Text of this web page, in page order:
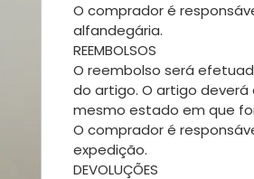
O comprador é
alfandegária.
REEMBOLSOS
O reembolso será
do artigo. O artigo
mesmo estado em que
O comprador é
expedição.
DEVOLUÇÕES